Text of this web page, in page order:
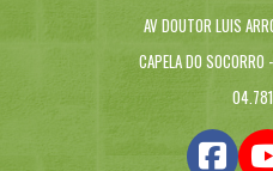
AV DOUTOR LUIS
CAPELA DO